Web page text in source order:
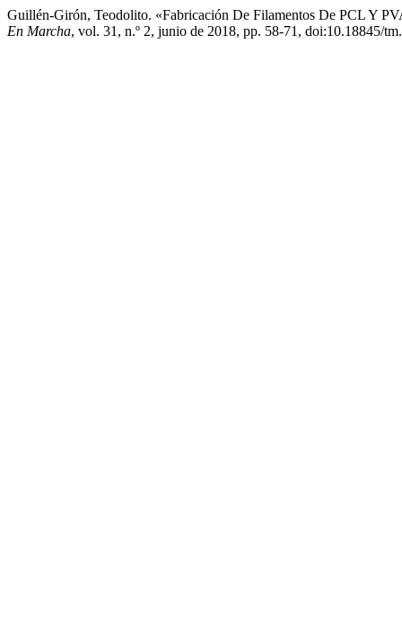
Guillén-Girón, Teodolito. «Fabricación De Filamentos De PCL Y
En Marcha, vol. 31, n.º 2, junio de 2018, pp. 58-71, doi:10.18845/